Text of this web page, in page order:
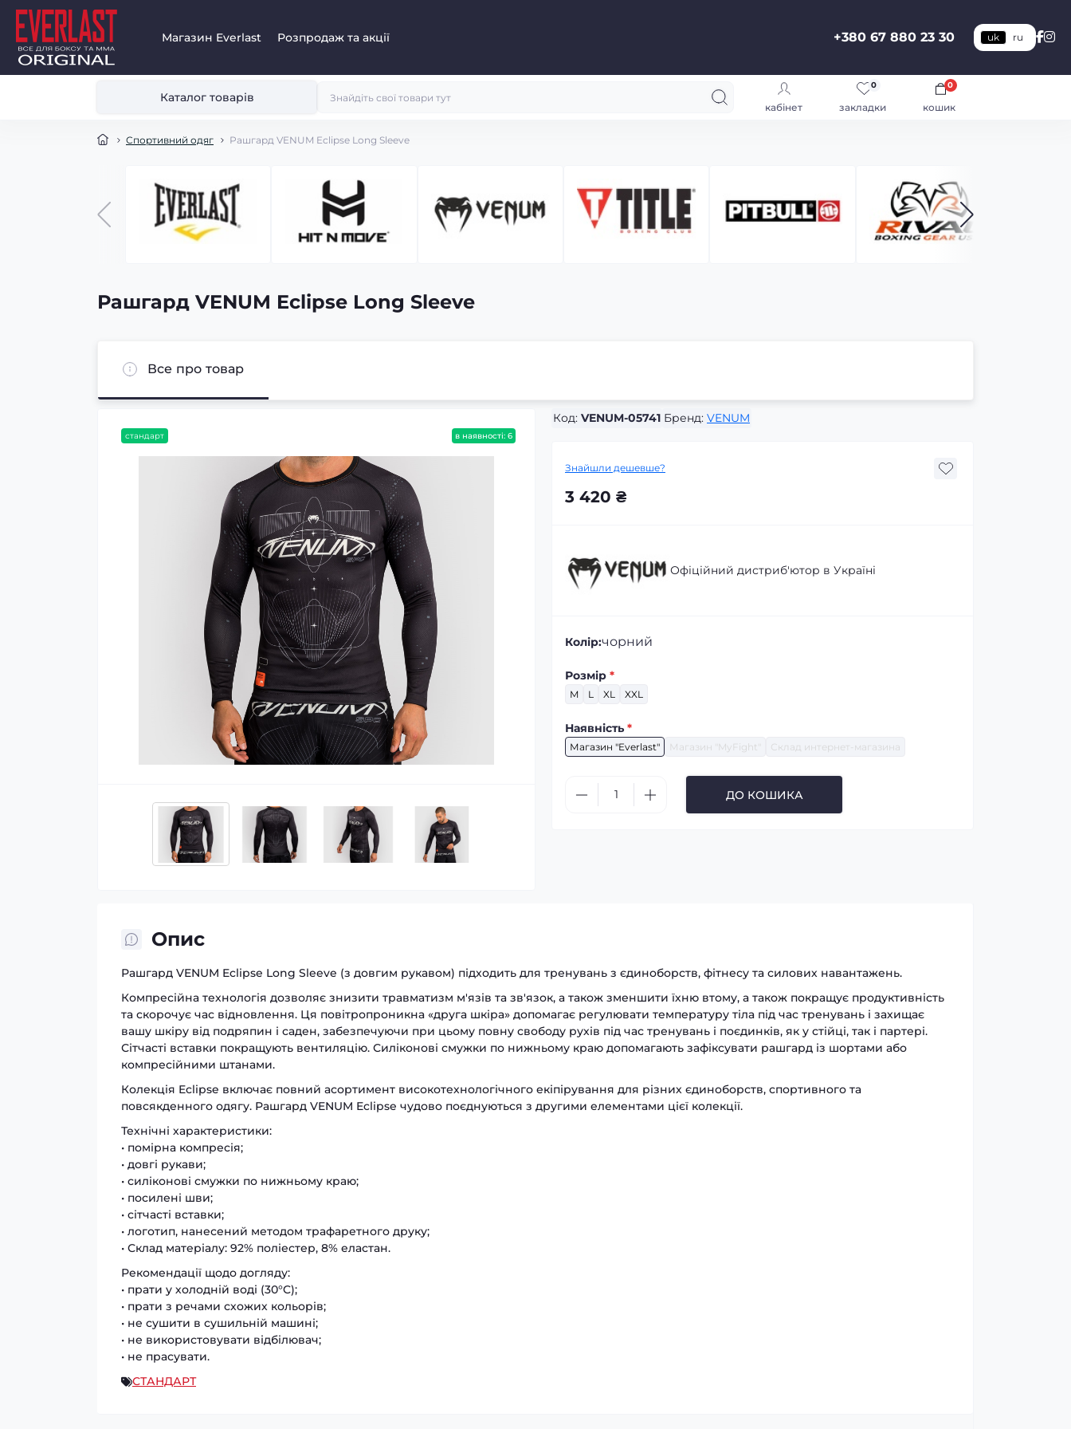
Магазин Everlast Розпродаж та акції +380 67 880 23 30 uk ru
Каталог товарів
кабінет закладки
0
кошик
0
Спортивний одяг Рашгард VENUM Eclipse Long Sleeve
Рашгард VENUM Eclipse Long Sleeve
Все про товар
стандарт в наявності: 6
Код: VENUM-05741 Бренд: VENUM
Знайшли дешевше?
3 420 ₴
Офіційний дистриб'ютор в Україні
Колір:чорний
Розмір *
M L XL XXL
Наявність *
Магазин "Everlast" Магазин "MyFight" Склад интернет-магазина
ДО КОШИКА
Опис
Рашгард VENUM Eclipse Long Sleeve (з довгим рукавом) підходить для тренувань з єдиноборств, фітнесу та силових навантажень.
Компресійна технологія дозволяє знизити травматизм м'язів та зв'язок, а також зменшити їхню втому, а також покращує продуктивність
та скорочує час відновлення. Ця повітропроникна «друга шкіра» допомагає регулювати температуру тіла під час тренувань і захищає
вашу шкіру від подряпин і саден, забезпечуючи при цьому повну свободу рухів під час тренувань і поєдинків, як у стійці, так і партері.
Сітчасті вставки покращують вентиляцію. Силіконові смужки по нижньому краю допомагають зафіксувати рашгард із шортами або
компресійними штанами.
Колекція Eclipse включає повний асортимент високотехнологічного екіпірування для різних єдиноборств, спортивного та
повсякденного одягу. Рашгард VENUM Eclipse чудово поєднуються з другими елементами цієї колекції.
Технічні характеристики:
• помірна компресія;
• довгі рукави;
• силіконові смужки по нижньому краю;
• посилені шви;
• сітчасті вставки;
• логотип, нанесений методом трафаретного друку;
• Склад матеріалу: 92% поліестер, 8% еластан.
Рекомендації щодо догляду:
• прати у холодній воді (30°C);
• прати з речами схожих кольорів;
• не сушити в сушильній машині;
• не використовувати відбілювач;
• не прасувати.
СТАНДАРТ